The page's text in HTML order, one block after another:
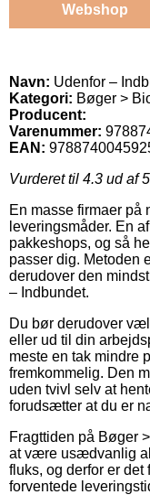
Webshop
Navn: Udenfor –
Kategori: Bøger >
Producent:
Varenummer:
EAN:
Vurderet til 4.3 ud af
En masse firmaer på
leveringsmåder. En
pakkeshops, og så
passer dig. Metoden
derudover den
– Indbundet.
Du bør derudover
eller ud til din
meste en tak mindre
fremkommelig. Den
uden tvivl selv at
forudsætter at du er
Fragttiden på Bøger
at være usædvanlig
fluks, og derfor er
forventede